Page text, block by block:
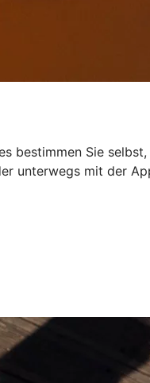
bestimmen Sie
unterwegs mit der